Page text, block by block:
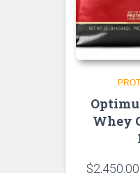
Whey
$2,450.00